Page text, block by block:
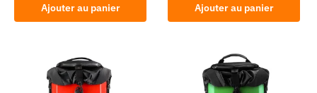
Ajouter au panier Ajouter au panier